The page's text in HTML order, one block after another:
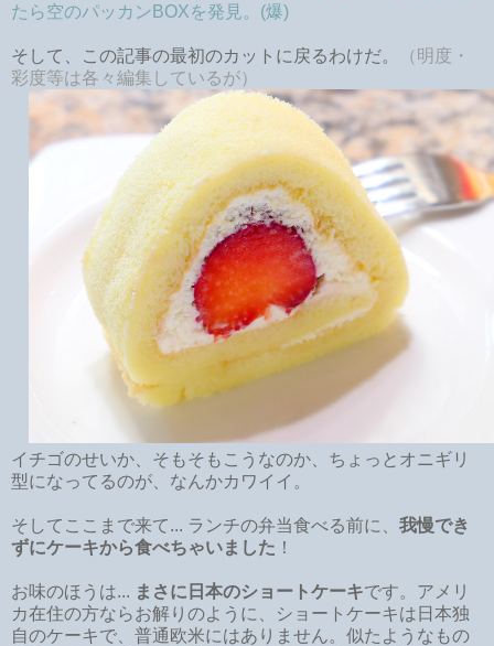
たら空のパッカンBOXを発見。(爆)
そして、この記事の最初のカットに戻るわけだ。
（明度・
彩度等は各々編集しているが）
イチゴのせいか、そもそもこうなのか、ちょっとオニギリ
型になってるのが、なんかカワイイ。
そしてここまで来て... ランチの弁当食べる前に、 我慢でき
ずにケーキから食べちゃいました ！
お味のほうは... まさに日本のショートケーキです。アメリ
カ在住の方ならお解りのように、ショートケーキは日本独
自のケーキで、普通欧米にはありません。似たようなもの